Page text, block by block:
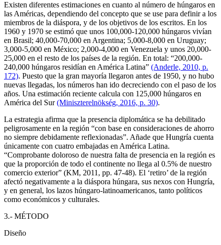
Existen diferentes estimaciones en cuanto al número de húngaros en
las Américas, dependiendo del concepto que se use para definir a los
miembros de la diáspora, y de los objetivos de los escritos. En los
1960 y 1970 se estimó que unos 100,000-120,000 húngaros vivían
en Brasil; 40,000-70,000 en Argentina; 5,000-8,000 en Uruguay;
3,000-5,000 en México; 2,000-4,000 en Venezuela y unos 20,000-
25,000 en el resto de los países de la región. En total: “200,000-
240,000 húngaros residían en América Latina” (Anderle, 2010, p.
172). Puesto que la gran mayoría llegaron antes de 1950, y no hubo
nuevas llegadas, los números han ido decreciendo con el paso de los
años. Una estimación reciente calcula con 125,000 húngaros en
América del Sur(Miniszterelnökség, 2016, p. 30).
La estrategia afirma que la presencia diplomática se ha debilitado
peligrosamente en la región “con base en consideraciones de ahorro
no siempre debidamente reflexionadas”. Añade que Hungría cuenta
únicamente con cuatro embajadas en América Latina.
“Comprobante doloroso de nuestra falta de presencia en la región es
que la proporción de todo el continente no llega al 0.5% de nuestro
comercio exterior” (KM, 2011, pp. 47-48). El ‘retiro’ de la región
afectó negativamente a la diáspora húngara, sus nexos con Hungría,
y en general, los lazos húngaro-latinoamericanos, tanto políticos
como económicos y culturales.
3.- MÉTODO
Diseño